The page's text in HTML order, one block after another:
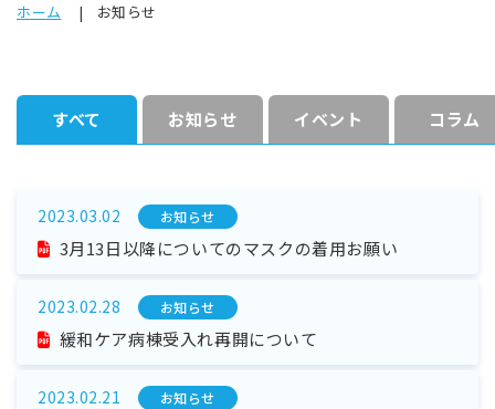
ホーム お知らせ
すべて お知らせ イベント コラム
2023.03.02 お知らせ
3月13日以降についてのマスクの着用お願い
2023.02.28 お知らせ
緩和ケア病棟受入れ再開について
2023.02.21 お知らせ